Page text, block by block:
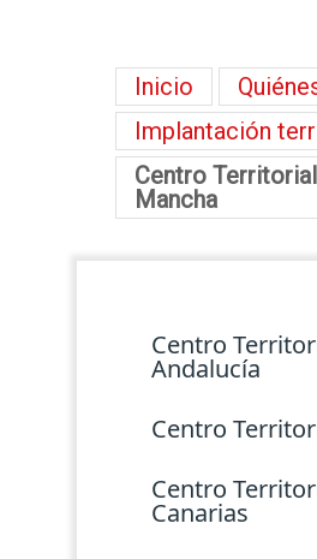
Inicio
Implantación
Centro
Mancha
Centro
Andalucía
Centro
Centro
Canarias